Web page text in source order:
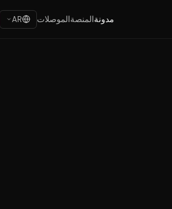
مدونةالمنصةالموصلات AR